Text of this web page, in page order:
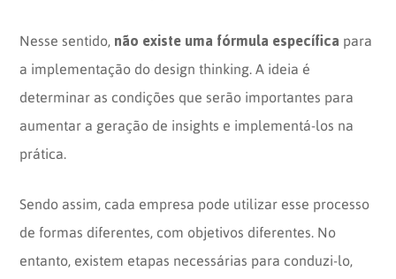
Nesse sentido, não existe uma fórmula específica para
a implementação do design thinking. A ideia é
determinar as condições que serão importantes para
aumentar a geração de insights e implementá-los na
prática.
Sendo assim, cada empresa pode utilizar esse processo
de formas diferentes, com objetivos diferentes. No
entanto, existem etapas necessárias para conduzi-lo,